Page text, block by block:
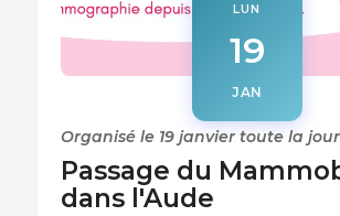
LUN
19
JAN
Organisé le 19 janvier toute la
Passage du
dans l'Aude